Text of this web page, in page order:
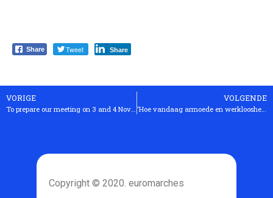
Share Tweet Share
VORIGE
To prepare our meeting on 3 and 4 November 2009 in Brussels
VOLGENDE
‘Hoe vandaag armoede en werkloosheid bestrijden?’
Copyright © 2020. euromarches